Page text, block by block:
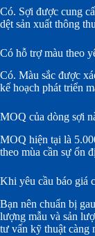
Có. Sợi được cung
dệt sản xuất thông
Có hỗ trợ màu theo
Có. Màu sắc được
kế hoạch phát triển
MOQ của dòng sợi
MOQ hiện tại là
theo mùa cần sự ổn
Khi yêu cầu báo giá
Bạn nên chuẩn bị
lượng mẫu và sản
tư vấn kỹ thuật càng